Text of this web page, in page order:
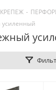
КРЕПЕЖ -
усиленный